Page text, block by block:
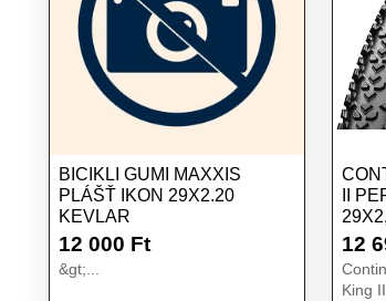
BICIKLI GUMI MAXXIS
PLÁŠŤ IKON 29X2.20
KEVLAR
12 000 Ft
&gt;...
II
12
King